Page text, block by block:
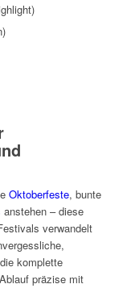
Oktoberfeste, bunte
anstehen – diese
verwandelt
komplette
präzise mit